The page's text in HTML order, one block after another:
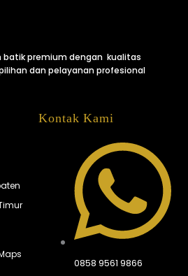
batik premium dengan kualitas
dan pelayanan profesional
Kontak Kami
0858 9561 9866